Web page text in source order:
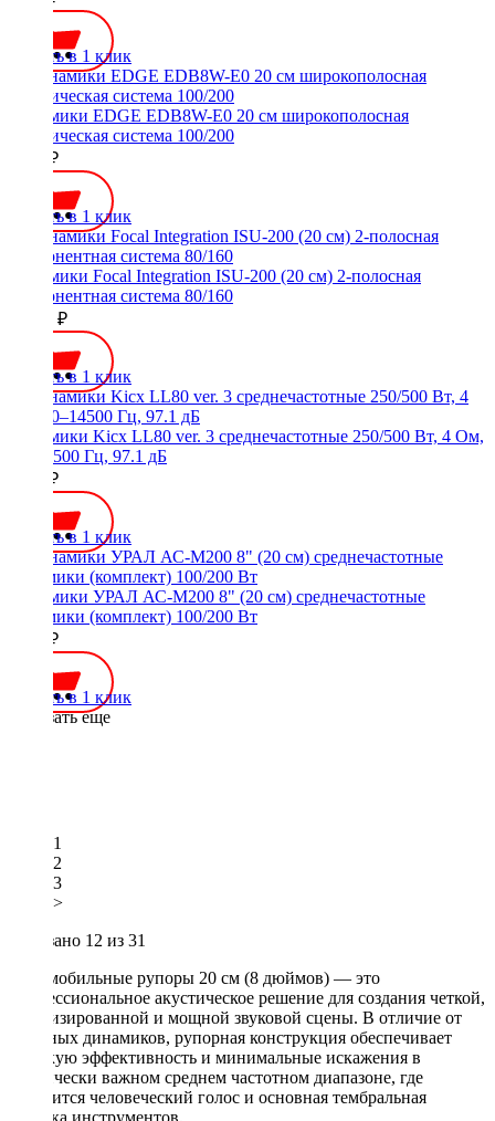
Купить в 1 клик
Динамики EDGE EDB8W-E0 20 см широкополосная
акустическая система 100/200
3700 ₽
Купить в 1 клик
Динамики Focal Integration ISU-200 (20 см) 2-полосная
компонентная система 80/160
16500 ₽
Купить в 1 клик
Динамики Kicx LL80 ver. 3 среднечастотные 250/500 Вт, 4 Ом,
80–14500 Гц, 97.1 дБ
4950 ₽
Купить в 1 клик
Динамики УРАЛ АС-М200 8" (20 см) среднечастотные
динамики (комплект) 100/200 Вт
3690 ₽
Купить в 1 клик
Показать еще
1
2
3
>
Показано 12 из 31
Автомобильные рупоры 20 см (8 дюймов) — это
профессиональное акустическое решение для создания четкой,
детализированной и мощной звуковой сцены. В отличие от
обычных динамиков, рупорная конструкция обеспечивает
высокую эффективность и минимальные искажения в
критически важном среднем частотном диапазоне, где
находится человеческий голос и основная тембральная